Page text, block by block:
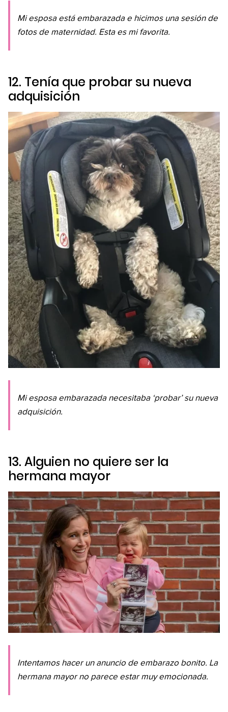
Mi esposa está embarazada e hicimos una sesión de
fotos de maternidad. Esta es mi favorita.
12. Tenía que probar su nueva
adquisición
Mi esposa embarazada necesitaba ‘probar’ su nueva
adquisición.
13. Alguien no quiere ser la
hermana mayor
Intentamos hacer un anuncio de embarazo bonito. La
hermana mayor no parece estar muy emocionada.